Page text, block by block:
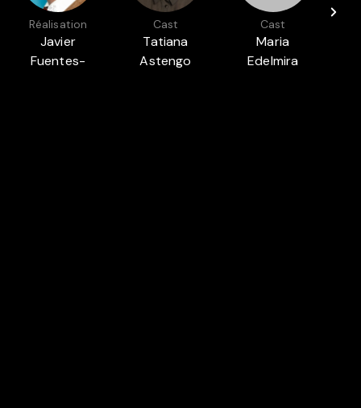
Réalisation
Javier
Fuentes-
Cast
Tatiana
Astengo
Cast
Maria
Edelmira